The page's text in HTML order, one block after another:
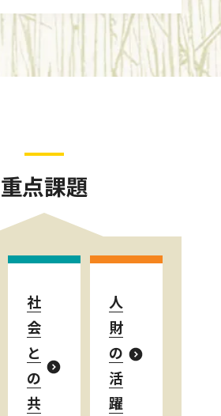
重点課題
社
会
と
の
共
人
財
の
活
躍